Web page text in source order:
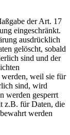
der Art. 17
eingeschränkt.
ausdrücklich
gelöscht, sobald
sind und der
werden, weil sie für
sind, wird
werden gesperrt
z.B. für Daten, die
werden